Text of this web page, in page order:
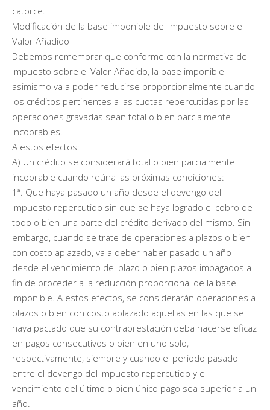
catorce.
Modificación de la base imponible del Impuesto sobre el
Valor Añadido
Debemos rememorar que conforme con la normativa del
Impuesto sobre el Valor Añadido, la base imponible
asimismo va a poder reducirse proporcionalmente cuando
los créditos pertinentes a las cuotas repercutidas por las
operaciones gravadas sean total o bien parcialmente
incobrables.
A estos efectos:
A) Un crédito se considerará total o bien parcialmente
incobrable cuando reúna las próximas condiciones:
1ª. Que haya pasado un año desde el devengo del
Impuesto repercutido sin que se haya logrado el cobro de
todo o bien una parte del crédito derivado del mismo. Sin
embargo, cuando se trate de operaciones a plazos o bien
con costo aplazado, va a deber haber pasado un año
desde el vencimiento del plazo o bien plazos impagados a
fin de proceder a la reducción proporcional de la base
imponible. A estos efectos, se considerarán operaciones a
plazos o bien con costo aplazado aquellas en las que se
haya pactado que su contraprestación deba hacerse eficaz
en pagos consecutivos o bien en uno solo,
respectivamente, siempre y cuando el periodo pasado
entre el devengo del Impuesto repercutido y el
vencimiento del último o bien único pago sea superior a un
año.